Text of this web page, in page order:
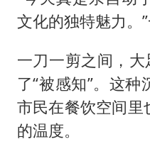
文化的独特魅力。
一刀一剪之间，大
了“被感知”。这
市民在餐饮空间里
的温度。